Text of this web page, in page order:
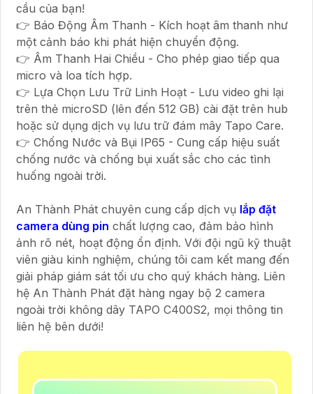
cầu của bạn!
👉 Báo Động Âm Thanh - Kích hoạt âm thanh như
một cảnh báo khi phát hiện chuyển động.
👉 Âm Thanh Hai Chiều - Cho phép giao tiếp qua
micro và loa tích hợp.
👉 Lựa Chọn Lưu Trữ Linh Hoạt - Lưu video ghi lại
trên thẻ microSD (lên đến 512 GB) cài đặt trên hub
hoặc sử dụng dịch vụ lưu trữ đám mây Tapo Care.
👉 Chống Nước và Bụi IP65 - Cung cấp hiệu suất
chống nước và chống bụi xuất sắc cho các tình
huống ngoài trời.
An Thành Phát chuyên cung cấp dịch vụ lắp đặt
camera dùng pin chất lượng cao, đảm bảo hình
ảnh rõ nét, hoạt động ổn định. Với đội ngũ kỹ thuật
viên giàu kinh nghiệm, chúng tôi cam kết mang đến
giải pháp giám sát tối ưu cho quý khách hàng. Liên
hệ An Thành Phát đặt hàng ngay bộ 2 camera
ngoài trời không dây TAPO C400S2, mọi thông tin
liên hệ bên dưới!